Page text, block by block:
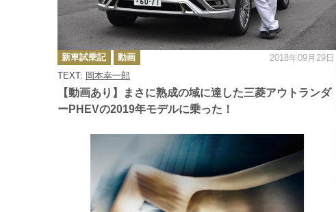
【動画あり】まさに熟成の域に達した三菱アウトランダ
ーPHEVの2019年モデルに乗った！
TEXT: 岡本幸一郎
カ
テ
ゴ
リ
ー
新車試乗記 動画 2018年09月29日